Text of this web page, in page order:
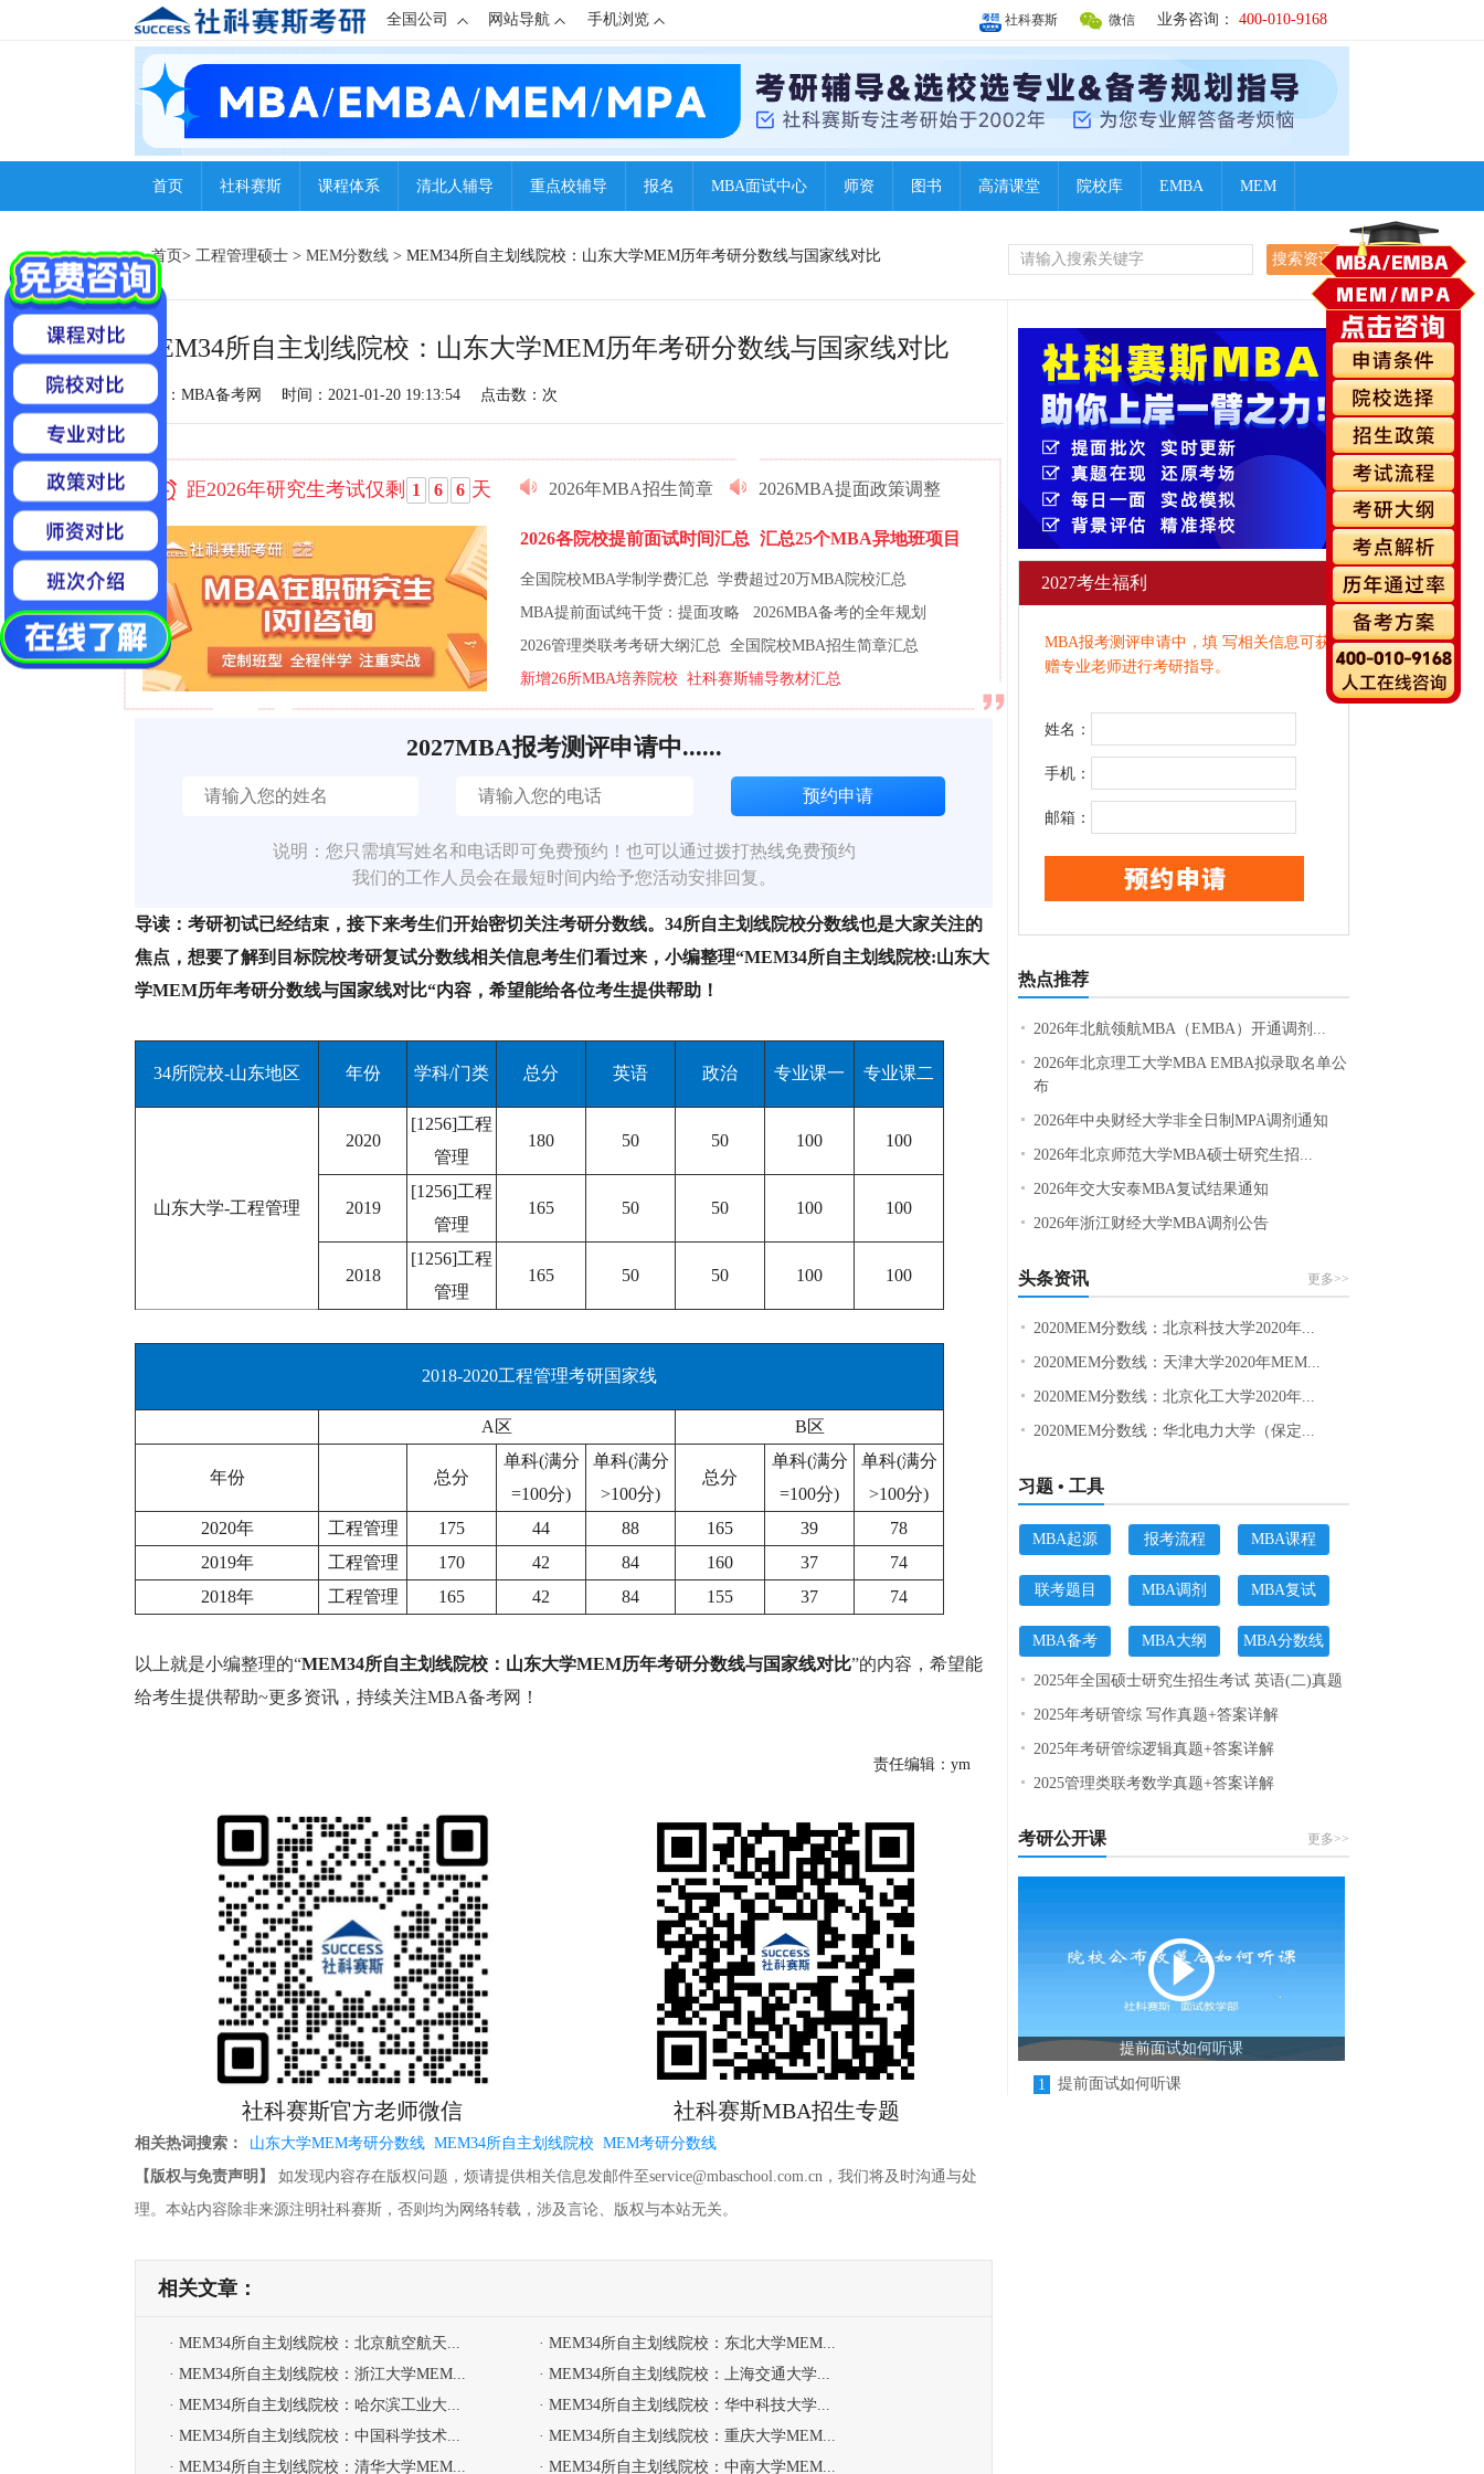
全国公司 网站导航 手机浏览 业务咨询： 400-010-9168
微信
社科赛斯
首页 社科赛斯 课程体系 清北人辅导 重点校辅导 报名 MBA面试中心 师资 图书 高清课堂 院校库 EMBA MEM
首页> 工程管理硕士 > MEM分数线 > MEM34所自主划线院校：山东大学MEM历年考研分数线与国家线对比
MEM34所自主划线院校：山东大学MEM历年考研分数线与国家线对比
来源：MBA备考网 时间：2021-01-20 19:13:54 点击数： 次
距2026年研究生考试仅剩 1 6 6 天 2026年MBA招生简章 2026MBA提面政策调整
2026各院校提前面试时间汇总 汇总25个MBA异地班项目
全国院校MBA学制学费汇总 学费超过20万MBA院校汇总
MBA提前面试纯干货：提面攻略
2026MBA备考的全年规划
2026管理类联考考研大纲汇总 全国院校MBA招生简章汇总
新增26所MBA培养院校 社科赛斯辅导教材汇总
2027MBA报考测评申请中......
说明：您只需填写姓名和电话即可免费预约！也可以通过拨打热线免费预约
我们的工作人员会在最短时间内给予您活动安排回复。
导读：考研初试已经结束，接下来考生们开始密切关注考研分数线。34所自主划线院校分数线也是大家关注的
焦点，想要了解到目标院校考研复试分数线相关信息考生们看过来，小编整理“MEM34所自主划线院校:山东大
学MEM历年考研分数线与国家线对比“内容，希望能给各位考生提供帮助！
34所院校-山东地区 年份 学科/门类 总分 英语 政治 专业课一 专业课二
山东大学-工程管理
2020
[1256]工程
管理
180 50 50 100 100
2019
[1256]工程
管理
165 50 50 100 100
2018
[1256]工程
管理
165 50 50 100 100
2018-2020工程管理考研国家线
A区 B区
年份 总分
单科(满分
=100分)
单科(满分
>100分)
总分
单科(满分
=100分)
单科(满分
>100分)
2020年
工程管理 175 44 88 165 39
78
2019年
工程管理 170 42 84 160 37
74
2018年
工程管理 165 42 84 155 37 74
以上就是小编整理的“MEM34所自主划线院校：山东大学MEM历年考研分数线与国家线对比”的内容，希望能
给考生提供帮助~更多资讯，持续关注MBA备考网！
责任编辑：ym
社科赛斯官方老师微信 社科赛斯MBA招生专题
相关热词搜索： 山东大学MEM考研分数线 MEM34所自主划线院校 MEM考研分数线
【版权与免责声明】
如发现内容存在版权问题，烦请提供相关信息发邮件至service@mbaschool.com.cn，我们将及时沟通与处
理。本站内容除非来源注明社科赛斯，否则均为网络转载，涉及言论、版权与本站无关。
相关文章：
· MEM34所自主划线院校：北京航空航天...
· MEM34所自主划线院校：东北大学MEM...
· MEM34所自主划线院校：浙江大学MEM...
· MEM34所自主划线院校：上海交通大学...
· MEM34所自主划线院校：哈尔滨工业大...
· MEM34所自主划线院校：华中科技大学...
· MEM34所自主划线院校：中国科学技术...
· MEM34所自主划线院校：重庆大学MEM...
· MEM34所自主划线院校：清华大学MEM...
· MEM34所自主划线院校：中南大学MEM...
2027考生福利
MBA报考测评申请中，填 写相关信息可获
赠专业老师进行考研指导。
姓名：
手机：
邮箱：
热点推荐
2026年北航领航MBA（EMBA）开通调剂...
2026年北京理工大学MBA EMBA拟录取名单公
布
2026年中央财经大学非全日制MPA调剂通知
2026年北京师范大学MBA硕士研究生招...
2026年交大安泰MBA复试结果通知
2026年浙江财经大学MBA调剂公告
头条资讯 更多>>
2020MEM分数线：北京科技大学2020年...
2020MEM分数线：天津大学2020年MEM...
2020MEM分数线：北京化工大学2020年...
2020MEM分数线：华北电力大学（保定...
习题 • 工具
MBA起源 报考流程 MBA课程
联考题目 MBA调剂 MBA复试
MBA备考 MBA大纲 MBA分数线
2025年全国硕士研究生招生考试 英语(二)真题
2025年考研管综 写作真题+答案详解
2025年考研管综逻辑真题+答案详解
2025管理类联考数学真题+答案详解
考研公开课 更多>>
提前面试如何听课
1 提前面试如何听课